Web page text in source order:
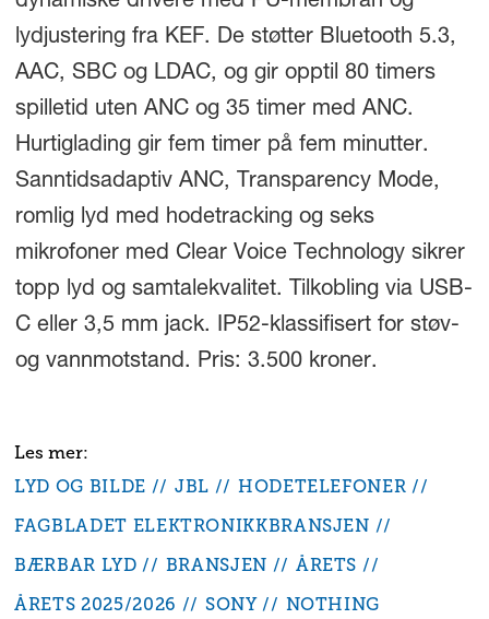
lydjustering fra KEF. De støtter Bluetooth 5.3,
AAC, SBC og LDAC, og gir opptil 80 timers
spilletid uten ANC og 35 timer med ANC.
Hurtiglading gir fem timer på fem minutter.
Sanntidsadaptiv ANC, Transparency Mode,
romlig lyd med hodetracking og seks
mikrofoner med Clear Voice Technology sikrer
topp lyd og samtalekvalitet. Tilkobling via USB-
C eller 3,5 mm jack. IP52-klassifisert for støv-
og vannmotstand. Pris: 3.500 kroner.
LYD OG BILDE JBL
HODETELEFONER
FAGBLADET ELEKTRONIKKBRANSJEN
BÆRBAR LYD
BRANSJEN
ÅRETS
ÅRETS 2025/2026
SONY NOTHING